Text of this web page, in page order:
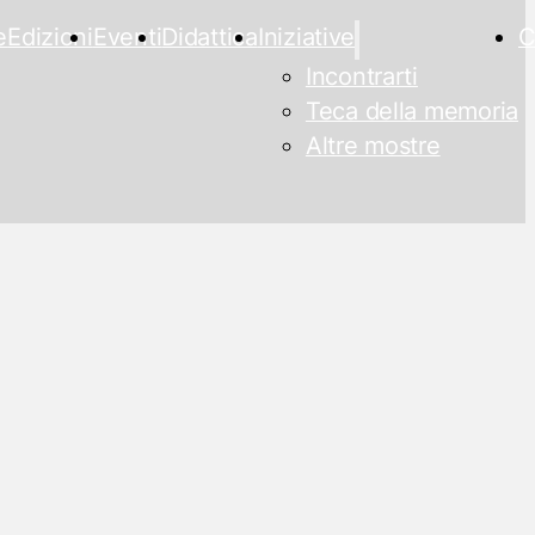
EdizioniEventiDidatticaIniziative
Incontrarti
Teca della memoria
Altre mostre